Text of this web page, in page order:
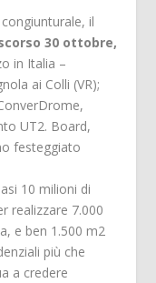
il
30 ottobre,
in Italia –
ai Colli (VR);
UT2. Board,
festeggiato
10 milioni di
realizzare 7.000
e ben 1.500 m2
più che
a credere